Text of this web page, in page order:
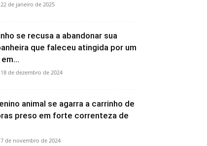
22 de janeiro de 2025
se recusa a abandonar sua
que faleceu atingida por um
18 de dezembro de 2024
animal se agarra a carrinho de
preso em forte correnteza de
7 de novembro de 2024